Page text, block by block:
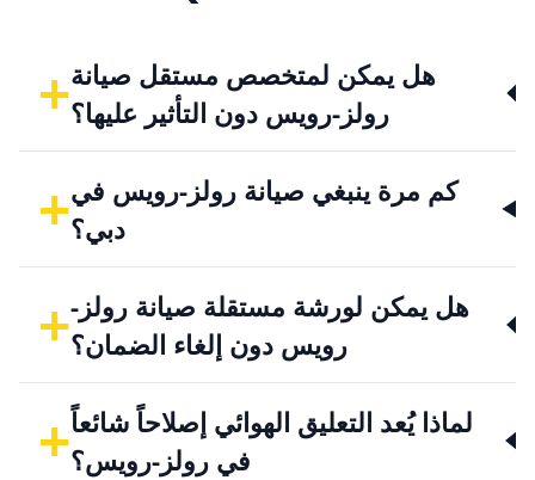
هل يمكن لمتخصص مستقل صيانة
رولز-رويس دون التأثير عليها؟+
كم مرة ينبغي صيانة رولز-رويس في
دبي؟+
هل يمكن لورشة مستقلة صيانة رولز-
رويس دون إلغاء الضمان؟+
لماذا يُعد التعليق الهوائي إصلاحاً شائعاً
في رولز-رويس؟+